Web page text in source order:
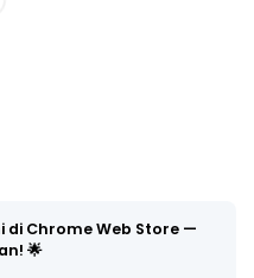
di Chrome Web Store —
🌟